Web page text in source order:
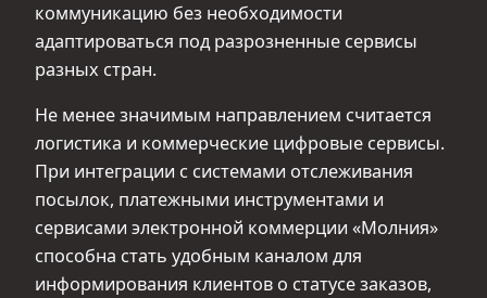
коммуникацию без необходимости
адаптироваться под разрозненные сервисы
разных стран.
Не менее значимым направлением считается
логистика и коммерческие цифровые сервисы.
При интеграции с системами отслеживания
посылок, платежными инструментами и
сервисами электронной коммерции «Молния»
способна стать удобным каналом для
информирования клиентов о статусе заказов,